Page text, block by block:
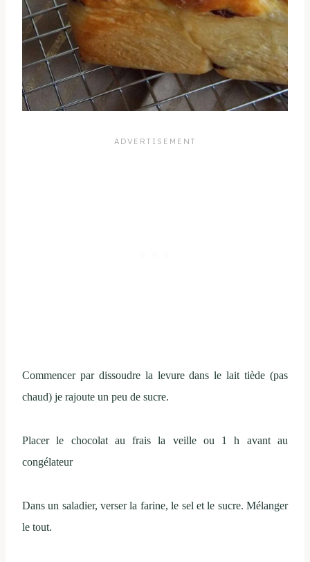
Commencer par dissoudre la levure dans le lait tiède (pas
chaud) je rajoute un peu de sucre.
Placer le chocolat au frais la veille ou 1 h avant au
congélateur
Dans un saladier, verser la farine, le sel et le sucre. Mélanger
le tout.